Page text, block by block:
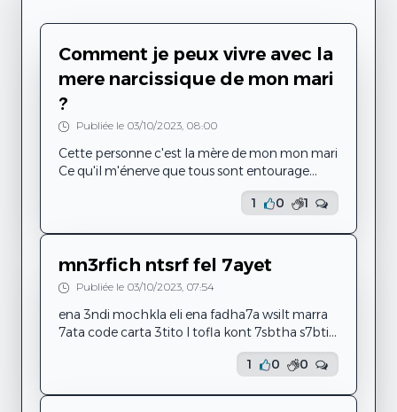
Comment je peux vivre avec la
mere narcissique de mon mari
?
Publiée le 03/10/2023, 08:00
Cette personne c'est la mère de mon mon mari
Ce qu'il m'énerve que tous sont entourage
crois en elle parce qu'elle est tjrs disponible
pour les aider et elle les faire croire que sans elle
son accord ou son avis ou sans ses aides ( se
qu'elle fait comprendre bien sûr ce n'est pas
juste ) le problème qu'elle a essayé de faire...
1 0 1
mn3rfich ntsrf fel 7ayet
Publiée le 03/10/2023, 07:54
ena 3ndi mochkla eli ena fadha7a wsilt marra
7ata code carta 3tito l tofla kont 7sbtha s7bti
ama hiya tl3t 5admit mo5ha m3aya w 5dhetli
flossi w 3adetha 3liya f barcha 7ajett w kol
1 0 0